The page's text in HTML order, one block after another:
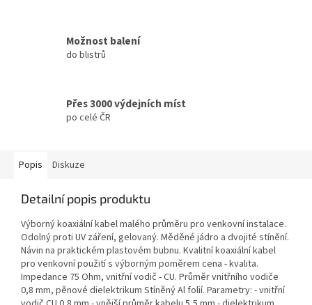
Možnost balení
do blistrů
Přes 3000 výdejních míst
po celé ČR
Popis Diskuze
Detailní popis produktu
Výborný koaxiální kabel malého průměru pro venkovní instalace.
Odolný proti UV záření, gelovaný. Měděné jádro a dvojité stínění.
Návin na praktickém plastovém bubnu. Kvalitní koaxiální kabel
pro venkovní použití s výborným poměrem cena - kvalita.
Impedance 75 Ohm, vnitřní vodič - CU. Průměr vnitřního vodiče
0,8 mm, pěnové dielektrikum Stíněný Al folií. Parametry: - vnitřní